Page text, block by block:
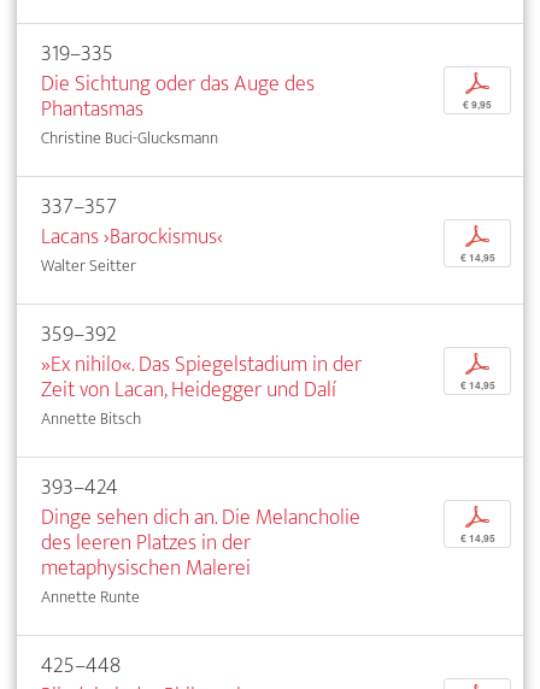
319–335
Die Sichtung oder das Auge des
Phantasmas
Christine Buci-Glucksmann
p
€ 9,95
337–357
Lacans ›Barockismus‹
Walter Seitter
p
€ 14,95
359–392
»Ex nihilo«. Das Spiegelstadium in der
Zeit von Lacan, Heidegger und Dalí
Annette Bitsch
p
€ 14,95
393–424
Dinge sehen dich an. Die Melancholie
des leeren Platzes in der
metaphysischen Malerei
Annette Runte
p
€ 14,95
425–448